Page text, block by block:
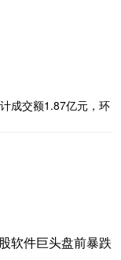
成交额1.87亿元，环
软件巨头盘前暴跌